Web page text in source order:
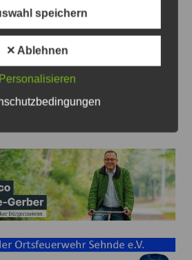
Sie gerne über das
auf unserer Webseite
die örtliche Feuerwehr
Fabian Flodman.
speichern
✕ Ablehnen
Personalisieren